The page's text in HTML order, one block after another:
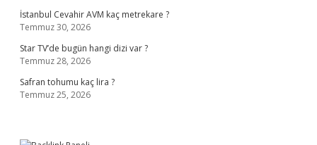
İstanbul Cevahir AVM kaç metrekare ?
Temmuz 30, 2026
Star TV’de bugün hangi dizi var ?
Temmuz 28, 2026
Safran tohumu kaç lira ?
Temmuz 25, 2026